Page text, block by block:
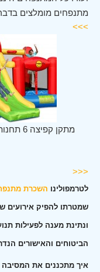
מתנפחים מומלצים
>>>
מתקן קפיצה 6 תחנות בדברת
<<<
לטרמפולינו השכרת
שמטרתו להפיק אירועים
ונתינת מענה לפעילות
הביטוחים והאישורים
איך מתכננים את